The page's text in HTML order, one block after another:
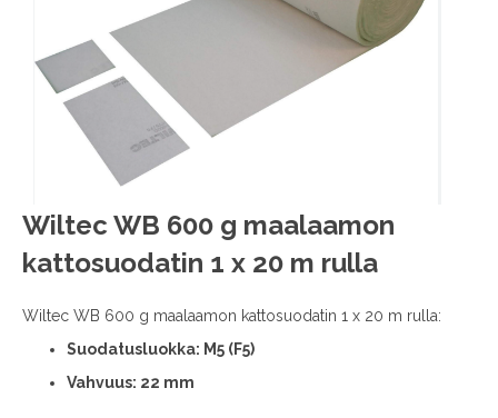
Wiltec WB 600 g maalaamon
kattosuodatin 1 x 20 m rulla
Wiltec WB 600 g maalaamon kattosuodatin 1 x 20 m rulla:
Suodatusluokka: M5 (F5)
Vahvuus: 22 mm
Skip
to
the
of
images
gallery